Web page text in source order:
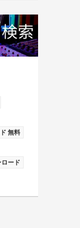
無料
ード